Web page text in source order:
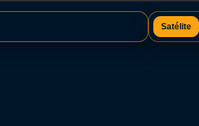
Satélite